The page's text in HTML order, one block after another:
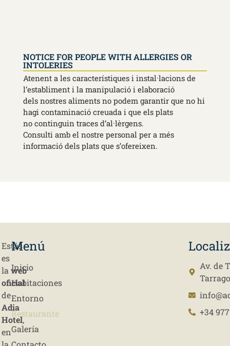
NOTICE FOR PEOPLE WITH ALLERGIES OR
INTOLERIES
Atenent a les característiques i instal·lacions de
l’establiment i la manipulació i elaboració
dels nostres aliments no podem garantir que no hi
hagi contaminació creuada i que els plats
no continguin traces d’al·lèrgens.
Consulti amb el nostre personal per a més
informació dels plats que s’ofereixen.
Estás
es
la web
oficial
de
Adia
Hotel,
en
Menú
Inicio
Habitaciones
Entorno
Restaurante
Galería
Av. de
+34